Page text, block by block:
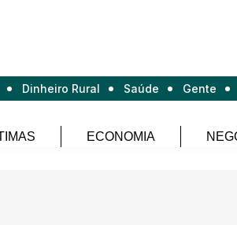
Dinheiro Rural Saúde Gente
ECONOMIA